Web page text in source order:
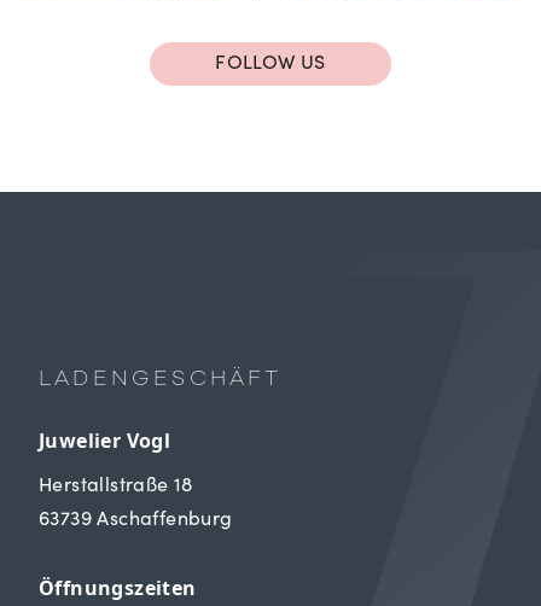
FOLLOW US
LADENGESCHÄFT
Juwelier Vogl
Herstallstraße 18
63739 Aschaffenburg
Öffnungszeiten